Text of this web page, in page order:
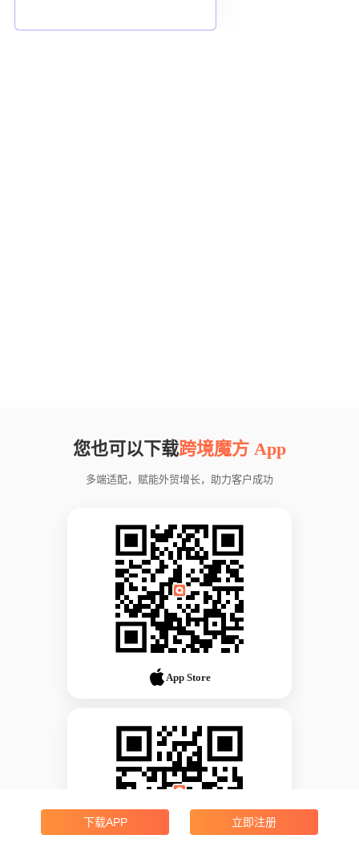
您也可以下载跨境魔方 App
多端适配，赋能外贸增长，助力客户成功
App Store
下载APP 立即注册